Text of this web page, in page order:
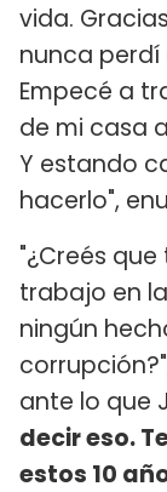
vida.
nunca perdí
Empecé a
de mi casa
Y estando
hacerlo",
"¿Creés
trabajo en
ningún
ante lo que
decir eso.
estos 10